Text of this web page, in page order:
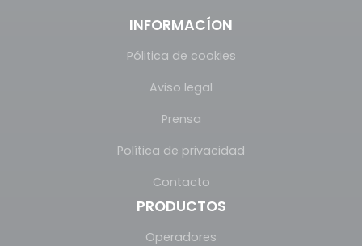
INFORMACÍON
Pólitica de cookies
Aviso legal
Prensa
Política de privacidad
Contacto
PRODUCTOS
Operadores